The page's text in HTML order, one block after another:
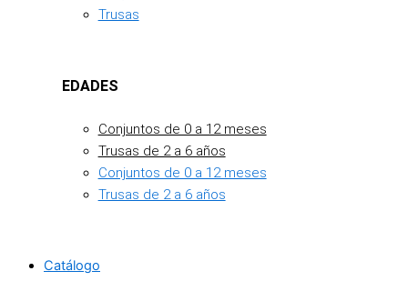
Trusas
EDADES
Conjuntos de 0 a 12 meses
Trusas de 2 a 6 años
Conjuntos de 0 a 12 meses
Trusas de 2 a 6 años
Catálogo